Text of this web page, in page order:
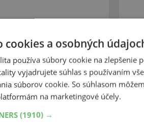
ovládateľnosť za
dráhy za mokra, dobrý
cookies a osobných
používa súbory cookie na zlepšenie
vyjadrujete súhlas s používaním
súborov cookie. So súhlasom
na marketingové účely.
(1910) →